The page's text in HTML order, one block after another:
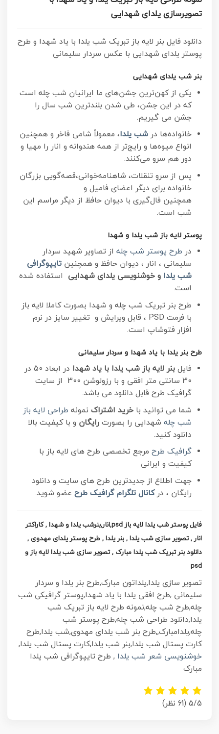
تصویرسازی یلدای شهدایی
دانلود فایل بنر لایه باز تبریک شب یلدا با یاد شهدا و طرح
پوستر یلدای شهدایی با عکس سردار سلیمانی
بنر شب یلدای شهدایی
یکی از کهن‌ترین جشن‌های ما ایرانیان شب چله است
که در این جشن، طی شدن بلندترین شب سال را
جشن می گیریم.
خانواده‌ها در شب یلدا، معمولاً شامی فاخر و همچنین
انواع میوه‌ها و رایج‌تر از همه هندوانه و انار را مهیا و
دور هم سرو می‌کنند.
پس از سرو تنقلات، شاهنامه‌خوانی،قصه‌گویی بزرگان
خانواده برای دیگر اعضای فامیل و
همچنین فال‌گیری با دیوان حافظ از دیگر مراسم این
شب است.
پوستر لایه باز شب یلدا و شهدا
در طرح پوستر شب چلهاز تصاویر شهید سردار
سلیمانی ، انار ، دیوان حافظ و همچنین تایپوگرافی
شب یلدا و خوشنویسی یلدای شهدایی استفاده شده
است.
طرح بنر تبریک شب چله و شهدا بصورت کاملا لایه باز
با فرمت PSD ، قابل ویرایش و تغییر سایز در نرم
افزار فتوشاپ است.
طرح بنر یلدا با یاد شهدا و سردار سلیمانی
فایل بنر لایه باز شب یلدا با یاد شهدا
در ابعاد 50 در
30 سانتی متر افقی و با رزولوشن 300 از سایت
گرافیک طرح قابل دانلود می باشد.
شما می توانید با خرید اشتراکنمونه طراحی لایه باز
شب چلهشهدایی را بصورت رایگان و با کیفیت بالا
دانلود کنید.
گرافیک طرحمرجع تخصصی طرح های لایه باز با
کیفیت و ایرانی
جهت اطلاع از جدیدترین طرح های سایت و دانلود
رایگان ، درکانال تلگرام گرافیک طرحعضو شوید.
فایل پوستر شب یلدا لایه باز psd,انار,بنرشب یلدا و شهدا , کاراکتر
انار , تصویر سازی شب یلدا , بنر یلدا , طرح پوستر یلدای مهدوی ,
دانلود بنر تبریک شب یلدا مبارک , تصویر سازی شب یلدا لایه باز و
psd
تصویر سازی یلدا,یلداتون مبارک,طرح بنر یلدا و سردار
سلیمانی ,طرح افقی یلدا با یاد شهدا,پوستر گرافیکی شب
چله,طرح شب چله,نمونه طرح لایه باز تبریک شب
یلدا,دانلود طراحی شب چله,طرح پوستر شب
چله,یلدامبارک,,طرح بنر شب یلدای مهدوی,شب یلدا,طرح
کارت پستال شب یلدا,بنر شب یلدا,کارت پستال شب یلدا,
خوشنویسی شعر شب یلدا , طرح تایپوگرافی شب یلدا
مبارک
5/5 (61 نظر)